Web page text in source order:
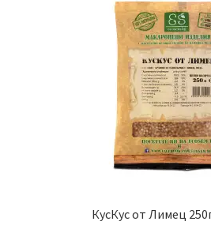
КусКус от Лимец